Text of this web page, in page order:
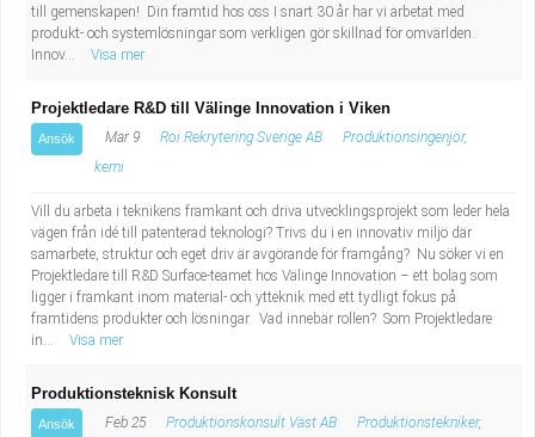
till gemenskapen! Din framtid hos oss I snart 30 år har vi arbetat med
produkt- och systemlösningar som verkligen gör skillnad för omvärlden.
Innov...
Visa mer
Projektledare R&D till Välinge Innovation i Viken
Ansök Mar 9 Roi Rekrytering Sverige AB
Produktionsingenjör,
kemi
Vill du arbeta i teknikens framkant och driva utvecklingsprojekt som leder hela
vägen från idé till patenterad teknologi? Trivs du i en innovativ miljö där
samarbete, struktur och eget driv är avgörande för framgång? Nu söker vi en
Projektledare till R&D Surface-teamet hos Välinge Innovation – ett bolag som
ligger i framkant inom material- och ytteknik med ett tydligt fokus på
framtidens produkter och lösningar. Vad innebär rollen? Som Projektledare
in...
Visa mer
Produktionsteknisk Konsult
Ansök Feb 25 Produktionskonsult Väst AB
Produktionstekniker,